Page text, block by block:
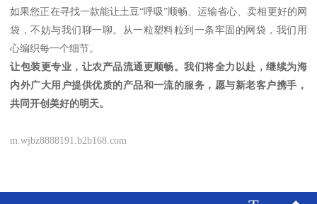
如果您正在寻找一款能让土豆“呼吸”顺畅、运输省心、卖相更好的网
袋，不妨与我们聊一聊。从一粒塑料粒到一条牢固的网袋，我们用
心编织每一个细节。
让包装更专业，让农产品流通更顺畅。我们将全力以赴，继续为海
内外广大用户提供优质的产品和一流的服务，愿与新老客户携手，
共同开创美好的明天。
m.wjbz8888191.b2b168.com